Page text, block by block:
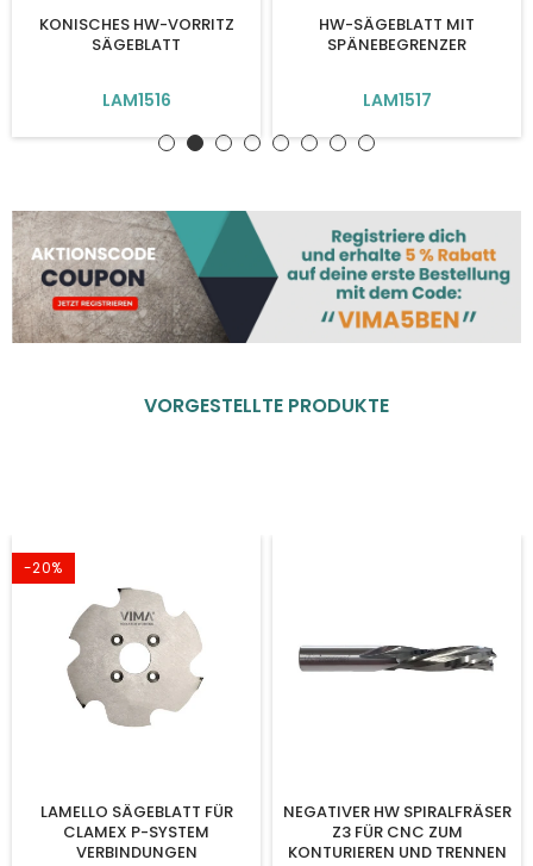
KONISCHES HW-VORRITZ
SÄGEBLATT
LAM1516
HW-SÄGEBLATT MIT
SPÄNEBEGRENZER
LAM1517
VORGESTELLTE PRODUKTE
-20%
LAMELLO SÄGEBLATT FÜR
CLAMEX P-SYSTEM
VERBINDUNGEN
NEGATIVER HW SPIRALFRÄSER
Z3 FÜR CNC ZUM
KONTURIEREN UND TRENNEN